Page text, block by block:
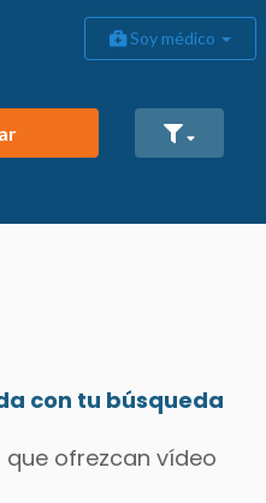
Soy médico
con tu búsqueda
ofrezcan vídeo